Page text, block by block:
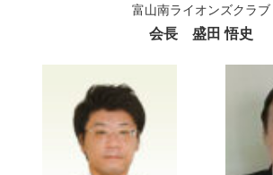
富山南ライオンズクラブ
会長 盛田 悟史